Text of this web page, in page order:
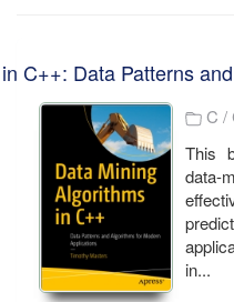
C++: Data Patterns
C /
This
in...